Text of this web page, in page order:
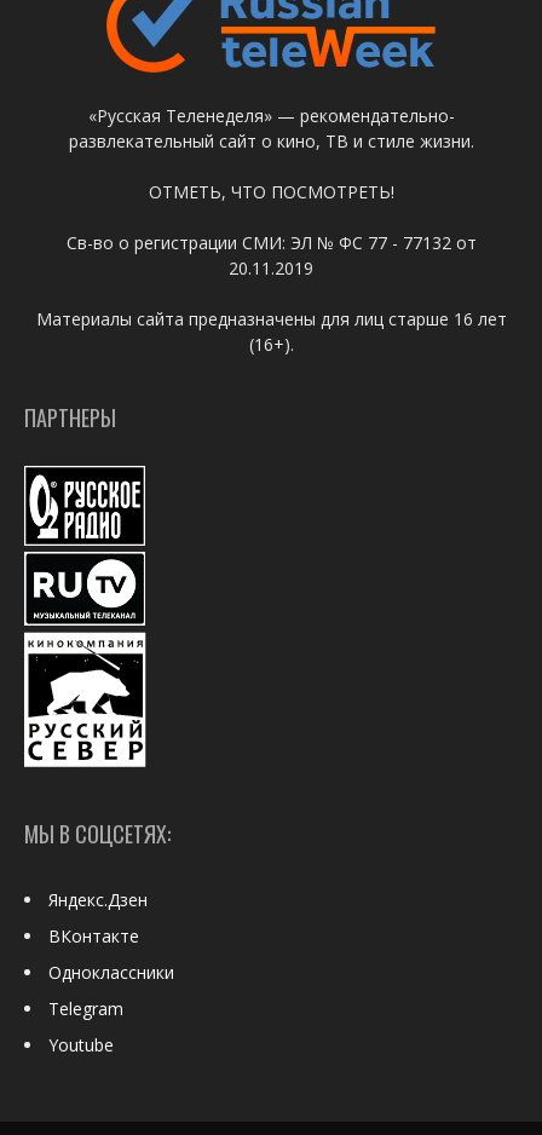
«Русская Теленеделя» — рекомендательно-
развлекательный сайт о кино, ТВ и стиле жизни.
ОТМЕТЬ, ЧТО ПОСМОТРЕТЬ!
Св-во о регистрации СМИ: ЭЛ № ФС 77 - 77132 от
20.11.2019
Материалы сайта предназначены для лиц старше 16 лет
(16+).
ПАРТНЕРЫ
МЫ В СОЦСЕТЯХ:
Яндекс.Дзен
ВКонтакте
Одноклассники
Telegram
Youtube